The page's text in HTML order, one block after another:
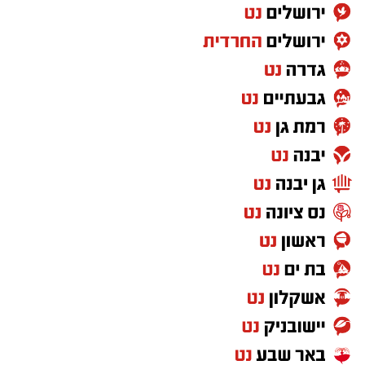
מהישועה.
שהדמעות אינן לשווא.
שהתפילות אינן הולכות לאיבוד.
שכל התחזקות, כל ויתור, כל תפילה וכל התגברות
- בונים באדם כלים לקבל את הברכה.
אולי משום כך התורה אינה פותחת במילה "בחר",
אלא במילה "ראה".
עוד לפני שהמציאות משתנה -נדרשת הראייה.
לראות את יד ה' גם כשהדרך ארוכה.
לראות שהקב"ה אינו ממתין לנו בקצה המסע, אלא
מלווה אותנו בכל צעד וצעד.
כי פעמים רבות, הברכה אינה מתחילה כשהנס
מגיע.
היא מתחילה ברגע שבו האדם מבין שהוא מעולם
לא צעד לבדו. שבת שלום ומבורך.